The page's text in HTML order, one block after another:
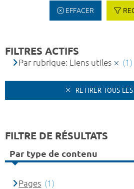
EFFACER
FILTRES ACTIFS
Par rubrique: Liens utiles (1)
RETIRER TOUS
FILTRE DE RÉSULTATS
Par type de contenu
Pages (1)